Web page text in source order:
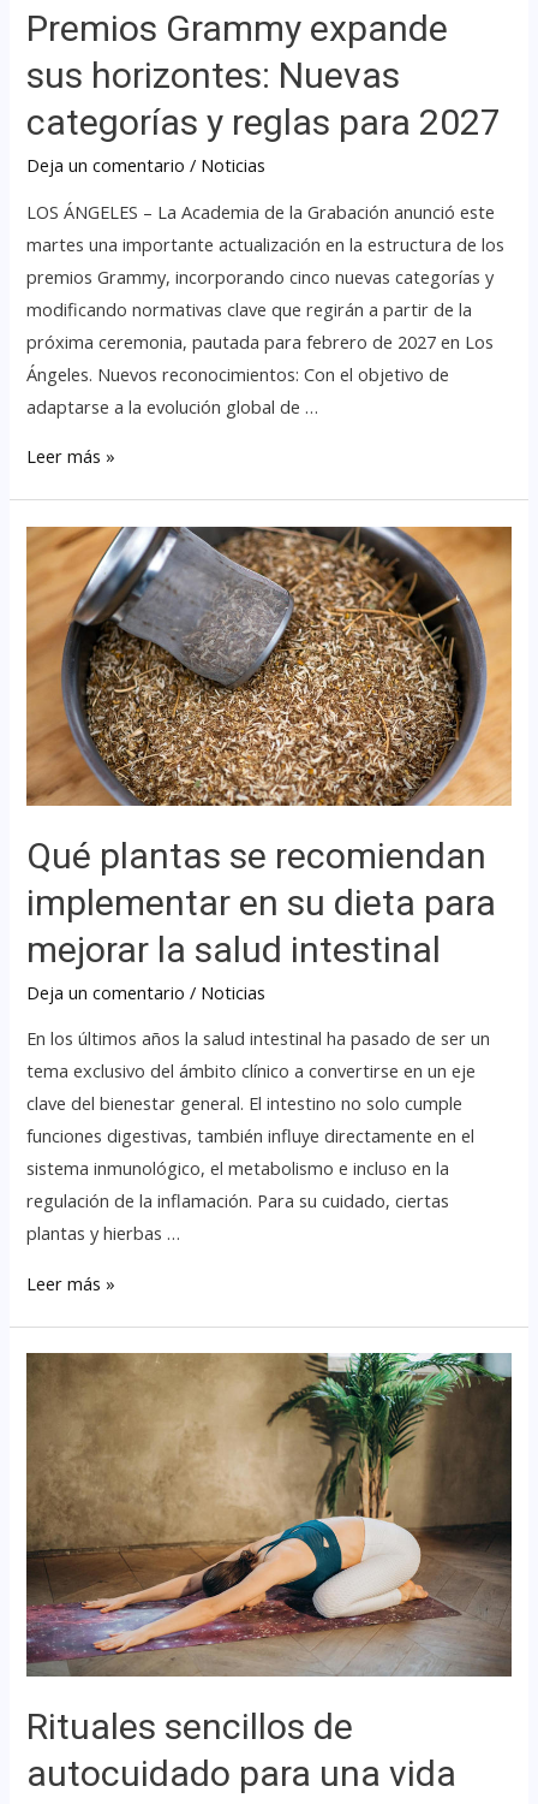
Premios Grammy expande
sus horizontes: Nuevas
categorías y reglas para 2027
Deja un comentario / Noticias
LOS ÁNGELES – La Academia de la Grabación anunció este
martes una importante actualización en la estructura de los
premios Grammy, incorporando cinco nuevas categorías y
modificando normativas clave que regirán a partir de la
próxima ceremonia, pautada para febrero de 2027 en Los
Ángeles. Nuevos reconocimientos: Con el objetivo de
adaptarse a la evolución global de …
Leer más »
Qué plantas se recomiendan
implementar en su dieta para
mejorar la salud intestinal
Deja un comentario / Noticias
En los últimos años la salud intestinal ha pasado de ser un
tema exclusivo del ámbito clínico a convertirse en un eje
clave del bienestar general. El intestino no solo cumple
funciones digestivas, también influye directamente en el
sistema inmunológico, el metabolismo e incluso en la
regulación de la inflamación. Para su cuidado, ciertas
plantas y hierbas …
Leer más »
Rituales sencillos de
autocuidado para una vida